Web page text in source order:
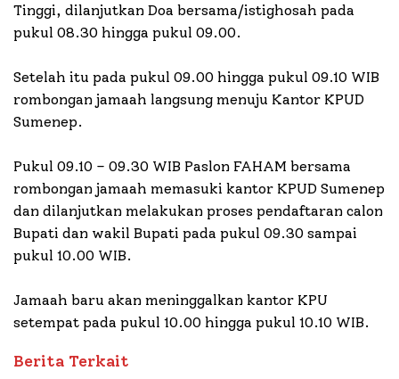
Tinggi, dilanjutkan Doa bersama/istighosah pada
pukul 08.30 hingga pukul 09.00.
Setelah itu pada pukul 09.00 hingga pukul 09.10 WIB
rombongan jamaah langsung menuju Kantor KPUD
Sumenep.
Pukul 09.10 – 09.30 WIB Paslon FAHAM bersama
rombongan jamaah memasuki kantor KPUD Sumenep
dan dilanjutkan melakukan proses pendaftaran calon
Bupati dan wakil Bupati pada pukul 09.30 sampai
pukul 10.00 WIB.
Jamaah baru akan meninggalkan kantor KPU
setempat pada pukul 10.00 hingga pukul 10.10 WIB.
Berita Terkait